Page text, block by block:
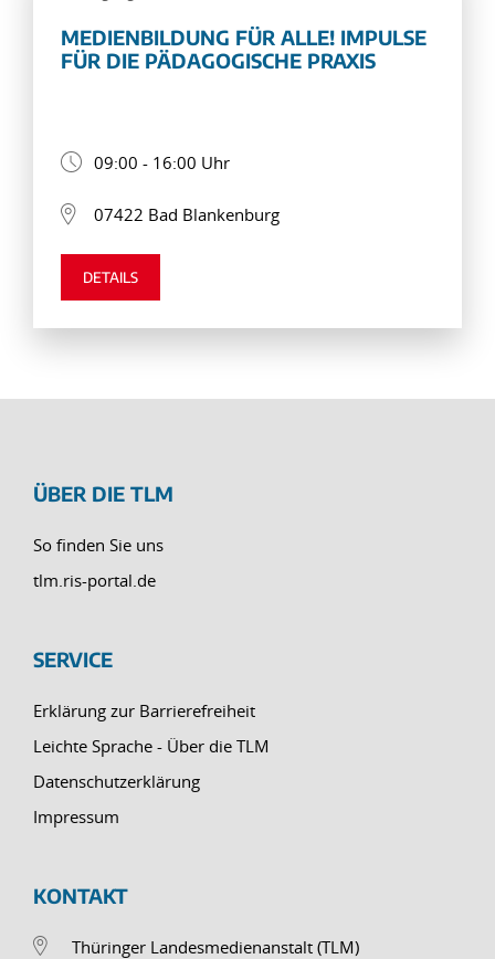
MEDIENBILDUNG FÜR ALLE! IMPULSE
FÜR DIE PÄDAGOGISCHE PRAXIS
09:00 - 16:00 Uhr
07422 Bad Blankenburg
DETAILS
ÜBER DIE TLM
So finden Sie uns
tlm.ris-portal.de
SERVICE
Erklärung zur Barrierefreiheit
Leichte Sprache - Über die TLM
Datenschutzerklärung
Impressum
KONTAKT
Thüringer Landesmedienanstalt (TLM)